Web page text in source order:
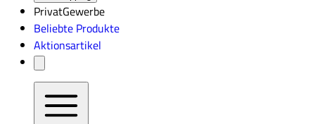
PrivatGewerbe
Beliebte Produkte
Aktionsartikel